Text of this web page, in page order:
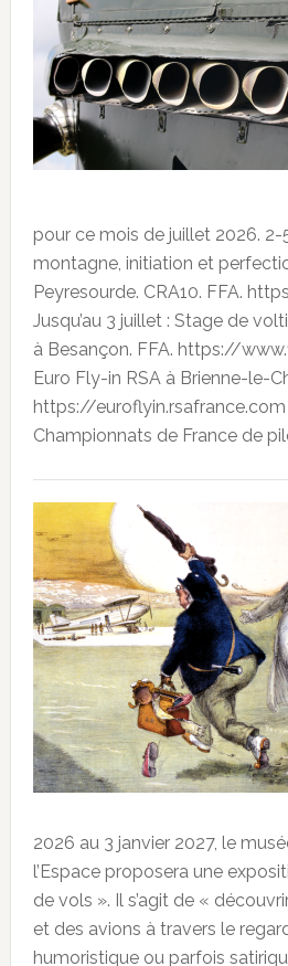
pour ce mois de juillet 2026. 2-
montagne, initiation et
Peyresourde. CRA10. FFA.
Jusqu’au 3 juillet : Stage de
à Besançon. FFA. https://
Euro Fly-in RSA à Brienne-le-
https://euroflyin.rsafrance.com
Championnats de France de
2026 au 3 janvier 2027, le
l’Espace proposera une
de vols ». Il s’agit de «
et des avions à travers le
humoristique ou parfois